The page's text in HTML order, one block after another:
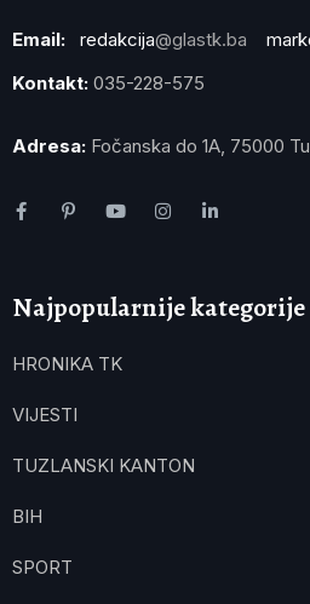
Email: redakcija@glastk.ba
Kontakt: 035-228-575
Adresa: Fočanska do 1A, 75000
Najpopularnije kategorije
HRONIKA TK
VIJESTI
TUZLANSKI KANTON
BIH
SPORT